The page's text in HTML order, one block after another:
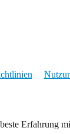
Erfahrung